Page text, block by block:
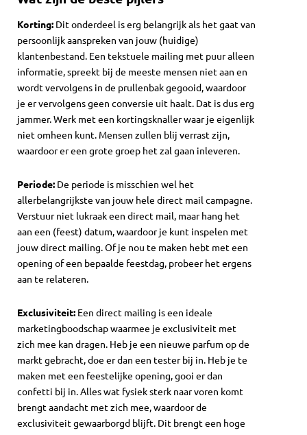
Korting: Dit onderdeel is erg belangrijk als het gaat van
persoonlijk aanspreken van jouw (huidige)
klantenbestand. Een tekstuele mailing met puur alleen
informatie, spreekt bij de meeste mensen niet aan en
wordt vervolgens in de prullenbak gegooid, waardoor
je er vervolgens geen conversie uit haalt. Dat is dus erg
jammer. Werk met een kortingsknaller waar je eigenlijk
niet omheen kunt. Mensen zullen blij verrast zijn,
waardoor er een grote groep het zal gaan inleveren.
Periode: De periode is misschien wel het
allerbelangrijkste van jouw hele direct mail campagne.
Verstuur niet lukraak een direct mail, maar hang het
aan een (feest) datum, waardoor je kunt inspelen met
jouw direct mailing. Of je nou te maken hebt met een
opening of een bepaalde feestdag, probeer het ergens
aan te relateren.
Exclusiviteit: Een direct mailing is een ideale
marketingboodschap waarmee je exclusiviteit met
zich mee kan dragen. Heb je een nieuwe parfum op de
markt gebracht, doe er dan een tester bij in. Heb je te
maken met een feestelijke opening, gooi er dan
confetti bij in. Alles wat fysiek sterk naar voren komt
brengt aandacht met zich mee, waardoor de
exclusiviteit gewaarborgd blijft. Dit brengt een hoge